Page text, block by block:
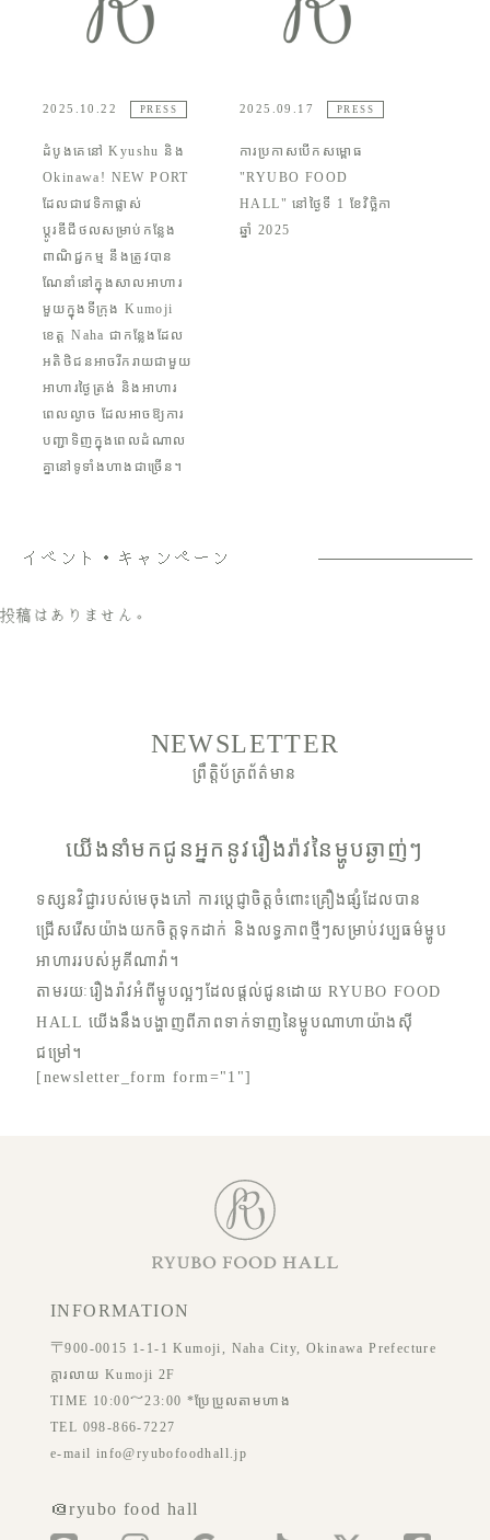
2025.10.22 PRESS
ដំបូងគេនៅ Kyushu និង
Okinawa! NEW PORT
ដែលជាវេទិកាផ្លាស់
ប្តូរឌីជីថលសម្រាប់កន្លែង
ពាណិជ្ជកម្ម នឹងត្រូវបាន
ណែនាំនៅក្នុងសាលអាហារ
មួយក្នុងទីក្រុង Kumoji
ខេត្ត Naha ជាកន្លែងដែល
អតិថិជនអាចរីករាយជាមួយ
អាហារថ្ងៃត្រង់ និងអាហារ
ពេលល្ងាច ដែលអាចឱ្យការ
បញ្ជាទិញក្នុងពេលដំណាល
គ្នានៅទូទាំងហាងជាច្រើន។
2025.09.17 PRESS
ការប្រកាសបើកសម្ពោធ
"RYUBO FOOD
HALL" នៅថ្ងៃទី 1 ខែវិច្ឆិកា
ឆ្នាំ 2025
イベント・キャンペーン
投稿はありません。
NEWSLETTER
ព្រឹត្តិប័ត្រព័ត៌មាន
យើងនាំមកជូនអ្នកនូវរឿងរ៉ាវនៃម្ហូបឆ្ងាញ់ៗ
ទស្សនវិជ្ជារបស់មេចុងភៅ ការប្តេជ្ញាចិត្តចំពោះគ្រឿងផ្សំដែលបាន
ជ្រើសរើសយ៉ាងយកចិត្តទុកដាក់ និងលទ្ធភាពថ្មីៗសម្រាប់វប្បធម៌ម្ហូប
អាហាររបស់អូគីណាវ៉ា។
តាមរយៈរឿងរ៉ាវអំពីម្ហូបល្អៗដែលផ្តល់ជូនដោយ RYUBO FOOD
HALL យើងនឹងបង្ហាញពីភាពទាក់ទាញនៃម្ហូបណាហាយ៉ាងស៊ី
ជម្រៅ។
[newsletter_form form="1"]
INFORMATION
〒900-0015 1-1-1 Kumoji, Naha City, Okinawa Prefecture
ក្ដារលាយ Kumoji 2F
TIME 10:00～23:00 *ប្រែប្រួលតាមហាង
TEL 098-866-7227
e-mail info@ryubofoodhall.jp
＠ryubo food hall